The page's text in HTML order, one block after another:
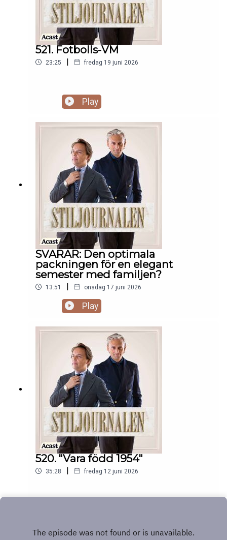
521. Fotbolls-VM
23:25 | fredag 19 juni 2026
Play
SVARAR: Den optimala
packningen för en elegant
semester med familjen?
13:51 | onsdag 17 juni 2026
Play
520. "Vara född 1954"
35:28 | fredag 12 juni 2026